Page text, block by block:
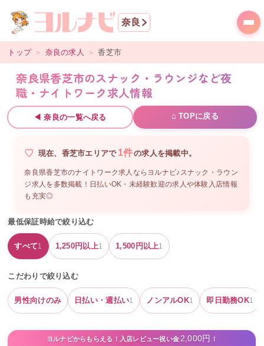
奈良
トップ ＞ 奈良の求人 ＞ 香芝市
奈良県香芝市のスナック・ラウンジなど夜
職・ナイトワーク求人情報
◀奈良の一覧へ戻る ⌂ TOPに戻る
現在、 香芝市エリアで 1件の求人を掲載中。
奈良県香芝市のナイトワーク求人ならヨルナビ♪スナック・ラウン
ジ求人を多数掲載！日払いOK・未経験歓迎の求人や体験入店情報
も充実◎
最低保証時給で絞り込む
すべて1 1,250円以上1 1,500 円以上1
こだわりで絞り込む
男性向けのみ 日払い・週払い1 ノンアルOK1 即日勤務OK1
ヨルナビからもらえる！入店レビュー祝い金2,000円 ！